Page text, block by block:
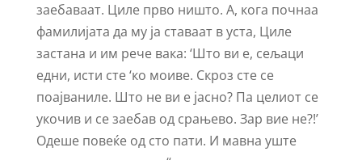
заебаваат. Циле прво ништо. А, кога почнаа
фамилијата да му ја ставаат в уста, Циле
застана и им рече вака: ‘Што ви е, сељаци
едни, исти сте ‘ко моиве. Скроз сте се
поајваниле. Што не ви е јасно? Па целиот се
укочив и се заебав од срањево. Зар вие не?!’
Одеше повеќе од сто пати. И мавна уште